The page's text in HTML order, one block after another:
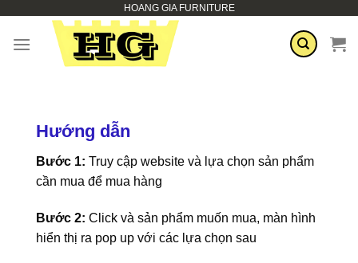
content
HOANG GIA FURNITURE
Hướng dẫn
Bước 1: Truy cập website và lựa chọn sản phẩm
cần mua để mua hàng
Bước 2: Click và sản phẩm muốn mua, màn hình
hiển thị ra pop up với các lựa chọn sau